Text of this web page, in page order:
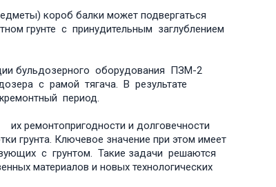
короб балки может подвергаться
грунте с принудительным заглублением
бульдозерного оборудования ПЗМ-2
с рамой тягача. В результате
период.
и долговечности
грунта. Ключевое значение при этом имеет
с грунтом. Такие задачи решаются
материалов и новых технологических